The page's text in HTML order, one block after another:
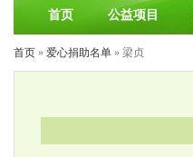
首页 公益项目
首页 » 爱心捐助名单 » 梁贞